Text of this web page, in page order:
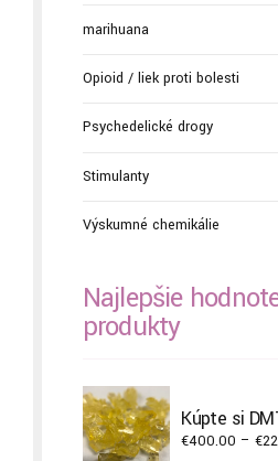
marihuana
Opioid / liek proti bolesti
Psychedelické drogy
Stimulanty
Výskumné chemikálie
Najlepšie
produkty
Kúpte si
€400.00 – €